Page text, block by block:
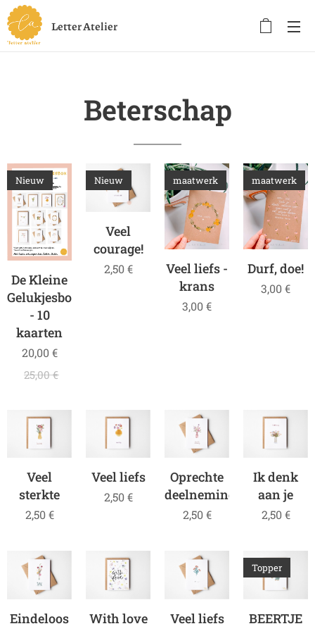
Letter Atelier
Beterschap
De Kleine
Gelukjesbox
- 10
kaarten
Nieuw
20,00€
25,00€
Veel
courage!
Nieuw
2,50€
Veel liefs -
krans
maatwerk
3,00€
Durf, doe!
maatwerk
3,00€
Veel
sterkte
2,50€
Veel liefs
2,50€
Oprechte
deelneming
2,50€
Ik denk
aan je
2,50€
Eindeloos
With love Veel liefs
BEERTJE
Topper